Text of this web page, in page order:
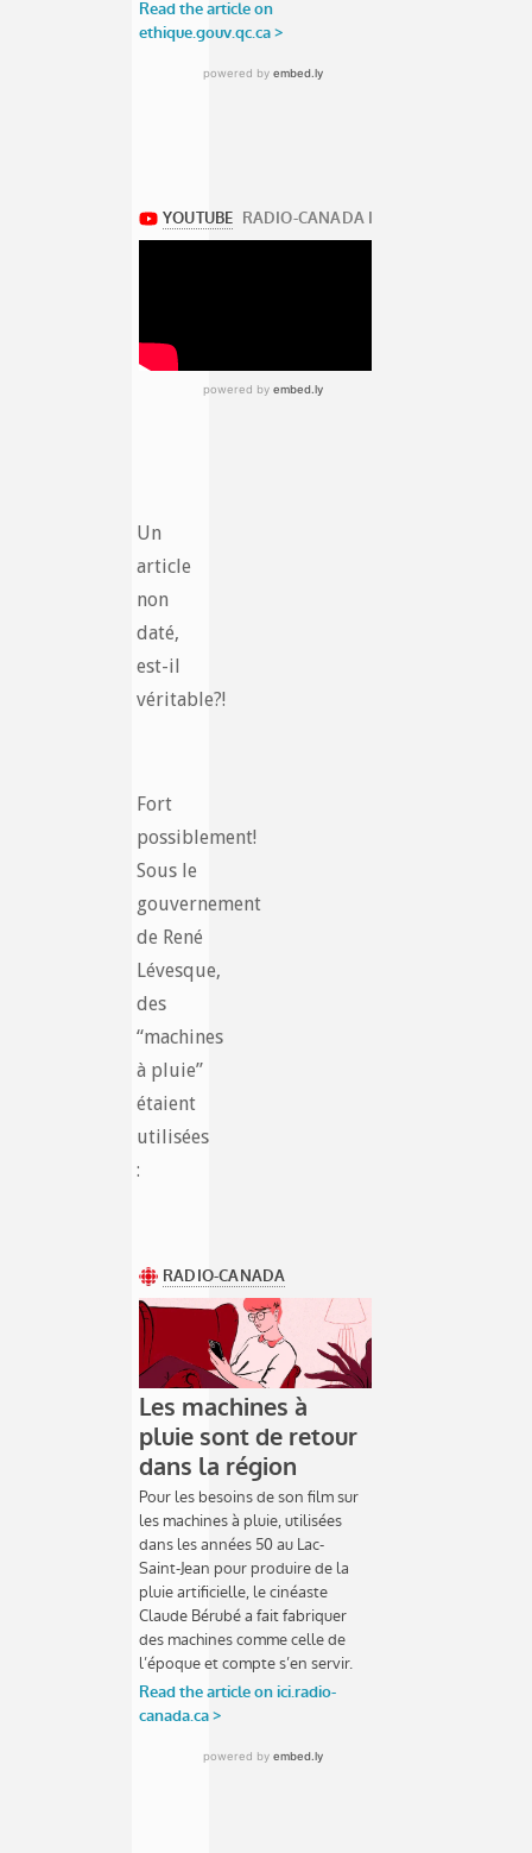
Un
article
non
daté,
est-il
véritable?!
Fort
possiblement!
Sous le
gouvernement
de René
Lévesque,
des
“machines
à pluie”
étaient
utilisées
: